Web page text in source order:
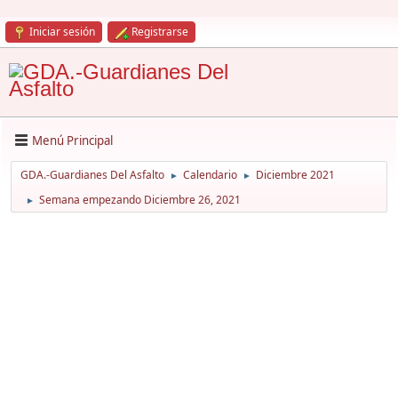
Iniciar sesión Registrarse
Menú Principal
GDA.-Guardianes Del Asfalto ► Calendario ► Diciembre 2021
► Semana empezando Diciembre 26, 2021